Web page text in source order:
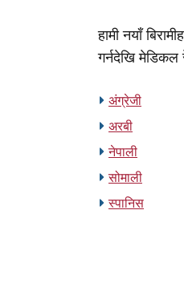
हामी नयाँ
गर्नदेखि मेडिकल
अंग्रेजी
अरबी
नेपाली
सोमाली
स्पानिस